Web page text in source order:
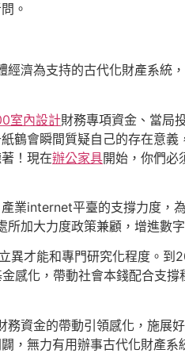
。
濟為支持的古代化財產系統
室內設計財務專項資金、當局
鶴會瞬間質疑自己的存在意
！現在辦公家具開始，你們必
業internet平臺的支撐力度，
加大力度政策兼顧，增進數
異才能和專門研究化程度。
感化，帶動社會本錢配合支
務資金的帶動引領感化，施展
，無力有用辦事古代化財產系